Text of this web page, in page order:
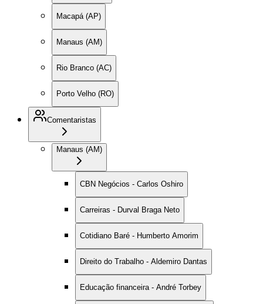
Macapá (AP)
Manaus (AM)
Rio Branco (AC)
Porto Velho (RO)
Comentaristas
Manaus (AM)
CBN Negócios - Carlos Oshiro
Carreiras - Durval Braga Neto
Cotidiano Baré - Humberto Amorim
Direito do Trabalho - Aldemiro Dantas
Educação financeira - André Torbey